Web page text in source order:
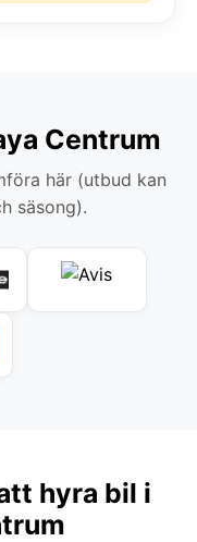
Centrum
här (utbud kan
säsong).
hyra bil i